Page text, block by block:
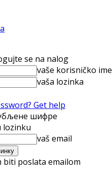
se na nalog
vaše korisničko ime
vaša lozinka
Get help
шифре
lozinku
vaš email
biti poslata emailom